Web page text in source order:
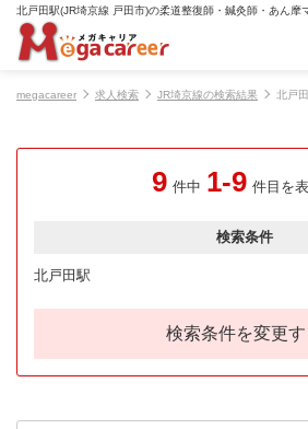
北戸田駅(JR埼京線 戸田市)の柔道整復師・鍼灸師・あん
megacareer 求人検索 JR埼京線の検索結果 北戸
9 件中 1-9 件目を
検索条件
北戸田駅
検索条件を変更す